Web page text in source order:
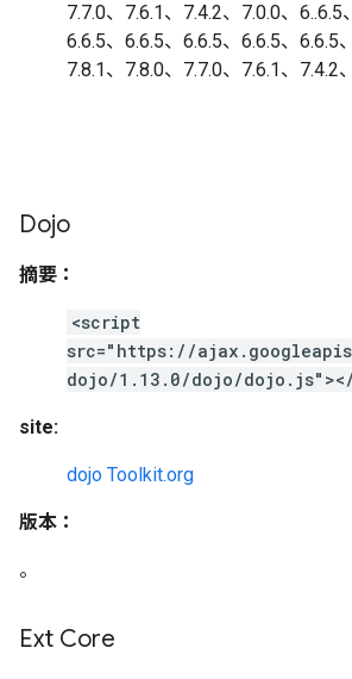
7.7.0、7.6.1、7.4.2、7.0.0、6..6.5
6.6.5、6.6.5、6.6.5、6.6.5、6.6.5
7.8.1、7.8.0、7.7.0、7.6.1、7.4.2
Dojo
摘要：
<script
src="https://
dojo/1.13.0/dojo/
site:
dojo Toolkit.org
版本：
。
Ext Core